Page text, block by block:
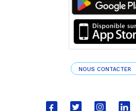
NOUS CONTACTER